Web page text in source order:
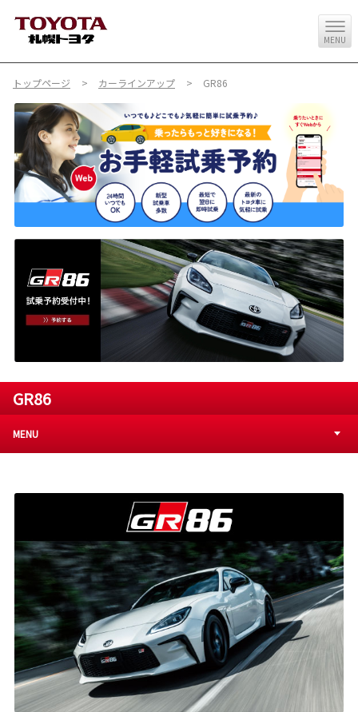
MENU
トップページ カーラインアップ GR86
GR86
MENU